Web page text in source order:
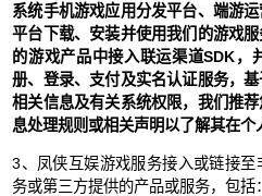
系统手机游戏应用分发平台、端游
平台下载、安装并使用我们的游戏
的游戏产品中接入联运渠道SDK，
册、登录、支付及实名认证服务，
相关信息及有关系统权限，我们推
息处理规则或相关声明以了解其在个
3、凤侠互娱游戏服务接入或链接
务或第三方提供的产品或服务，包括：